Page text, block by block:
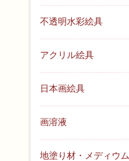
不透明水彩絵具
アクリル絵具
日本画絵具
画溶液
地塗り材・メディウム